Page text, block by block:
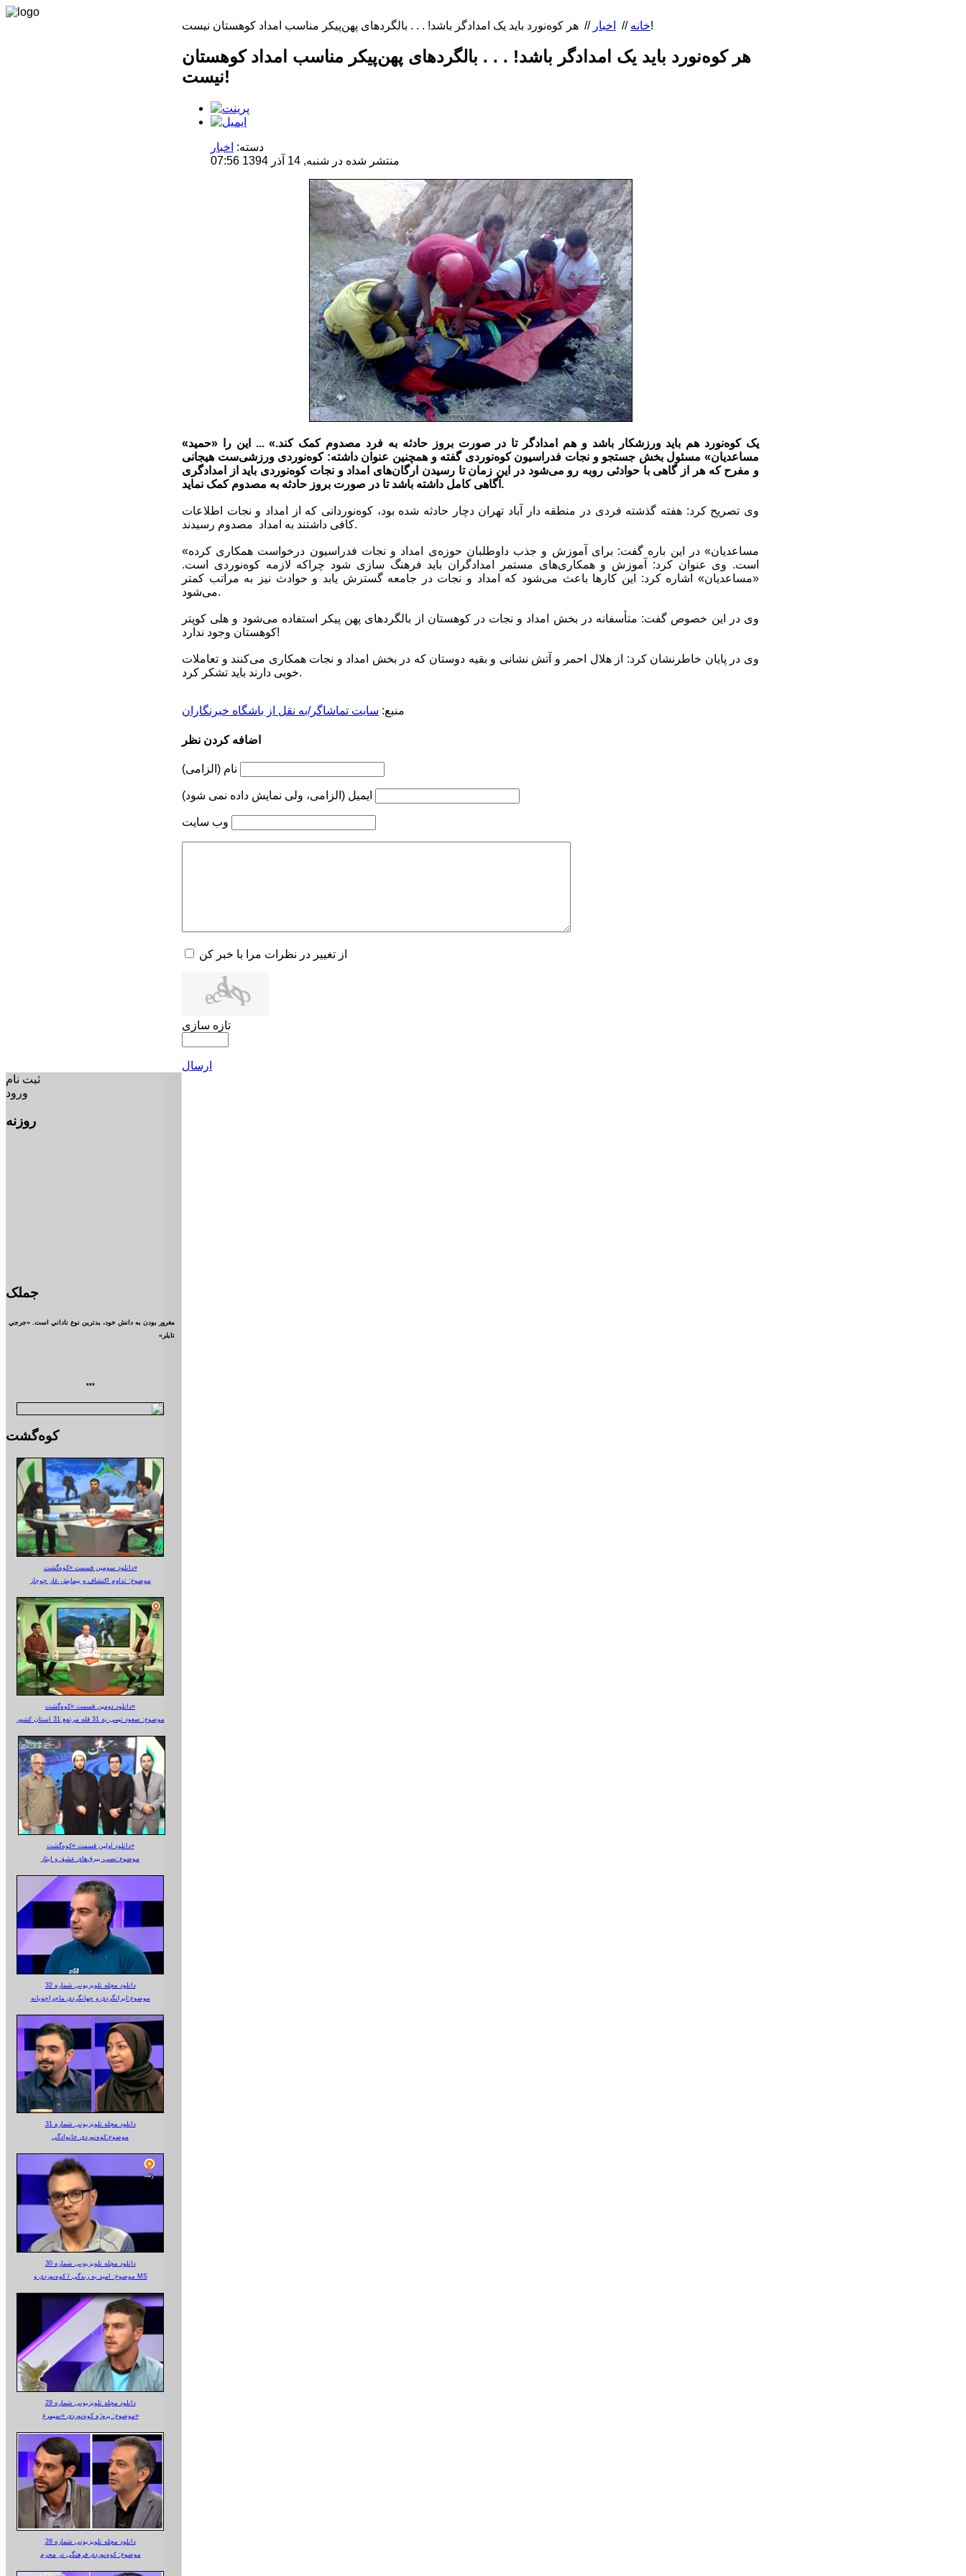
خانه // اخبار // هر کوه‌نورد باید یک امدادگر باشد! . . . بالگردهای پهن‌پیکر مناسب امداد کوهستان نیست!
هر کوه‌نورد باید یک امدادگر باشد! . . . بالگردهای پهن‌پیکر مناسب امداد کوهستان
نیست!
دسته: اخبار
منتشر شده در شنبه, 14 آذر 1394 07:56
«یک ‌کوه‌نورد هم باید ورزشکار باشد و هم امدادگر تا در صورت بروز حادثه به فرد مصدوم کمک کند.» ... این را «حمید
مساعدیان» مسئول بخش جستجو و نجات فدراسیون کوه‌نوردی گفته و همچنین عنوان داشته: کوه‌نوردی ورزشی‌ست هیجانی
و مفرح که هر از گاهی با حوادثی روبه رو می‌شود در این زمان تا رسیدن ارگان‌های امداد و نجات کوه‌نوردی باید از امدادگری
آگاهی کامل داشته باشد تا در صورت بروز حادثه به مصدوم کمک نماید.
وی تصریح کرد: هفته گذشته فردی در منطقه دار آباد تهران دچار حادثه شده بود، کوه‌نوردانی که از امداد و نجات اطلاعات
کافی داشتند به امداد مصدوم رسیدند.
«مساعدیان» در این باره گفت: برای آموزش و جذب داوطلبان حوزه‌ی امداد و نجات فدراسیون درخواست همکاری کرده
است. وی عنوان کرد: آموزش و همکاری‌های مستمر امدادگران باید فرهنگ سازی شود چراکه لازمه کوه‌نوردی است.
«مساعدیان» اشاره کرد: این کارها باعث می‌شود که امداد و نجات در جامعه گسترش یابد و حوادث نیز به مراتب کمتر
می‌شود.
وی در این خصوص گفت: متأسفانه در بخش امداد و نجات در کوهستان از بالگرد‌های پهن پیکر استفاده می‌شود و هلی کوپتر
کوهستان وجود ندارد!
وی در پایان خاطرنشان کرد: از هلال احمر و آتش نشانی و بقیه دوستان که در بخش امداد و نجات همکاری می‌کنند و تعاملات
خوبی دارند باید تشکر کرد.
منبع: سایت تماشاگر/به نقل از باشگاه خبرنگاران
اضافه کردن نظر
نام (الزامی)
ایمیل (الزامی، ولی نمایش داده نمی شود)
وب سایت
از تغییر در نظرات مرا با خبر کن
تازه سازی
ارسال
ثبت نام
ورود
روزنه
جملک
مغرور بودن به دانش خود، بدترين نوع ناداني است. «جرجي
تايلر»
***
کوه‌گشت
دانلود سومین قسمت «کوه‌گشت»
موضوع: تداوم اکتشاف و پیمایش غار جوجار
دانلود دومین قسمت «کوه‌گشت»
موضوع: صعود تیمی به 31 قله مرتفع 31 استان کشور
دانلود اولین قسمت «کوه‌گشت»
موضوع:نصب بیرق‌های عشق و ایثار
دانلود مجله تلویزیونی شماره 32
موضوع:ایرانگردی و جهانگردی ماجراجویانه
دانلود مجله تلویزیونی شماره 31
موضوع:کوه‌نوردی خانوادگی
دانلود مجله تلویزیونی شماره 30
موضوع: امید به زندگی / کوه‌نوردی و MS
دانلود مجله تلویزیونی شماره 29
موضوع: پروژه کوه‌نوردی «سیمرغ»
دانلود مجله تلویزیونی شماره 28
موضوع: کوه‌نوردی فرهنگی در محرم